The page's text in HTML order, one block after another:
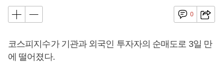
0
코스피지수가 기관과 외국인 투자자의 순매도로 3일 만
에 떨어졌다.